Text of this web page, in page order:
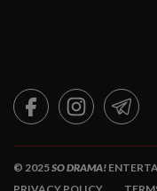
FACEBOOKINSTAGRAM
© 2025SO DRAMA!